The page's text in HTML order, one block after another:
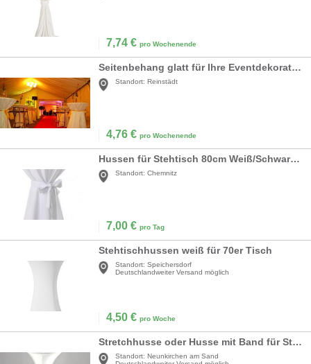
7,74 € pro Wochenende
Seitenbehang glatt für Ihre Eventdekoration
Standort: Reinstädt
4,76 € pro Wochenende
Hussen für Stehtisch 80cm Weiß/Schwarz/Rot
Standort: Chemnitz
7,00 € pro Tag
Stehtischhussen weiß für 70er Tisch
Standort: Speichersdorf
Deutschlandweiter Versand möglich
4,50 € pro Woche
Stretchhusse oder Husse mit Band für Stehtische mit Ø=70-80cm, weiß schwarz und viele andere Farben
Standort: Neunkirchen am Sand